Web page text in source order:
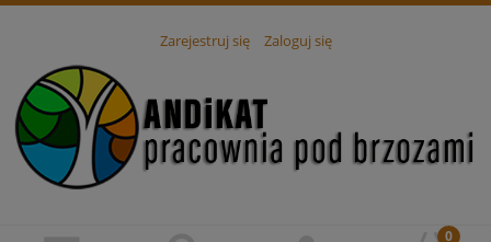
Zarejestruj się Zaloguj się